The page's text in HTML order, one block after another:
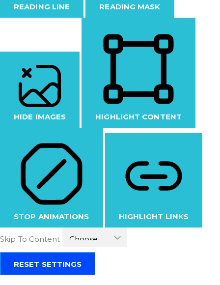
READING LINE READING MASK
HIDE IMAGES HIGHLIGHT CONTENT
STOP ANIMATIONS HIGHLIGHT LINKS
Skip To Content
RESET SETTINGS